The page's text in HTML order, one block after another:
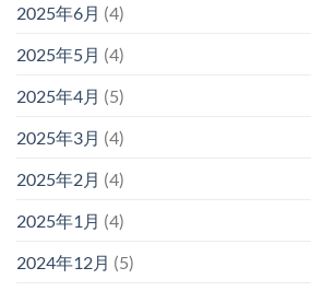
2025年6月 (4)
2025年5月 (4)
2025年4月 (5)
2025年3月 (4)
2025年2月 (4)
2025年1月 (4)
2024年12月 (5)